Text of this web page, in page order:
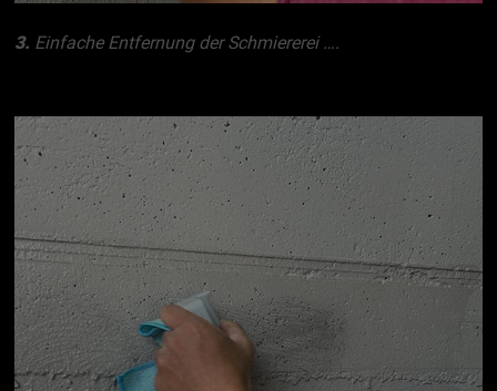
3. Einfache Entfernung der Schmiererei ….